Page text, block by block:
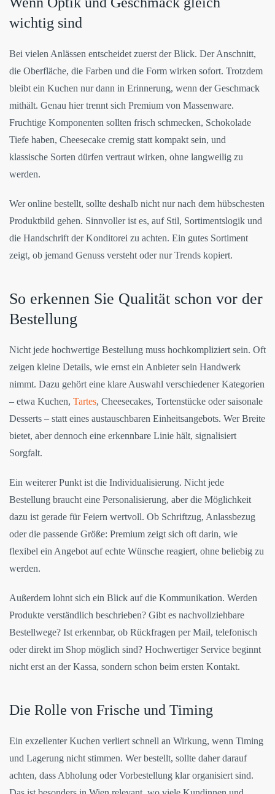
wichtig sind
Bei vielen Anlässen entscheidet zuerst der Blick. Der Anschnitt,
die Oberfläche, die Farben und die Form wirken sofort. Trotzdem
bleibt ein Kuchen nur dann in Erinnerung, wenn der Geschmack
mithält. Genau hier trennt sich Premium von Massenware.
Fruchtige Komponenten sollten frisch schmecken, Schokolade
Tiefe haben, Cheesecake cremig statt kompakt sein, und
klassische Sorten dürfen vertraut wirken, ohne langweilig zu
werden.
Wer online bestellt, sollte deshalb nicht nur nach dem hübschesten
Produktbild gehen. Sinnvoller ist es, auf Stil, Sortimentslogik und
die Handschrift der Konditorei zu achten. Ein gutes Sortiment
zeigt, ob jemand Genuss versteht oder nur Trends kopiert.
So erkennen Sie Qualität schon vor der
Bestellung
Nicht jede hochwertige Bestellung muss hochkompliziert sein. Oft
zeigen kleine Details, wie ernst ein Anbieter sein Handwerk
nimmt. Dazu gehört eine klare Auswahl verschiedener Kategorien
– etwa Kuchen, Tartes, Cheesecakes, Tortenstücke oder saisonale
Desserts – statt eines austauschbaren Einheitsangebots. Wer Breite
bietet, aber dennoch eine erkennbare Linie hält, signalisiert
Sorgfalt.
Ein weiterer Punkt ist die Individualisierung. Nicht jede
Bestellung braucht eine Personalisierung, aber die Möglichkeit
dazu ist gerade für Feiern wertvoll. Ob Schriftzug, Anlassbezug
oder die passende Größe: Premium zeigt sich oft darin, wie
flexibel ein Angebot auf echte Wünsche reagiert, ohne beliebig zu
werden.
Außerdem lohnt sich ein Blick auf die Kommunikation. Werden
Produkte verständlich beschrieben? Gibt es nachvollziehbare
Bestellwege? Ist erkennbar, ob Rückfragen per Mail, telefonisch
oder direkt im Shop möglich sind? Hochwertiger Service beginnt
nicht erst an der Kassa, sondern schon beim ersten Kontakt.
Die Rolle von Frische und Timing
Ein exzellenter Kuchen verliert schnell an Wirkung, wenn Timing
und Lagerung nicht stimmen. Wer bestellt, sollte daher darauf
achten, dass Abholung oder Vorbestellung klar organisiert sind.